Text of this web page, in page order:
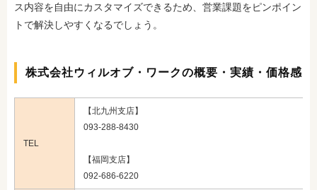
ス内容を自由にカスタマイズできるため、営業課題をピンポイン
トで解決しやすくなるでしょう。
株式会社ウィルオブ・ワークの概要・実績・価格感
TEL
【北九州支店】
093-288-8430
【福岡支店】
092-686-6220